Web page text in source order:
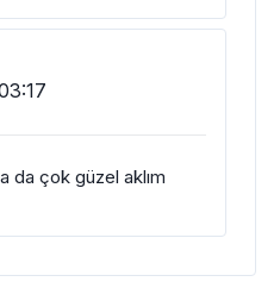
da çok güzel aklım